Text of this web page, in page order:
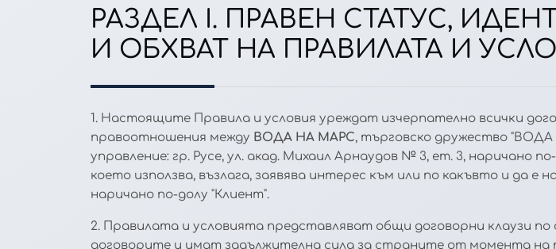
РАЗДЕЛ I. ПРАВЕН СТАТУС,
И ОБХВАТ НА ПРАВИЛАТА И
1. Настоящите Правила и условия уреждат изчерпателно всички
правоотношения между ВОДА НА МАРС, търговско дружество
управление: гр. Русе, ул. акад. Михаил Арнаудов № 3, ет. 3, наричано
което използва, възлага, заявява интерес към или по какъвто и да е
наричано по-долу "Клиент".
2. Правилата и условията представляват общи договорни клаузи по
договорите и имат задължителна сила за страните от момента